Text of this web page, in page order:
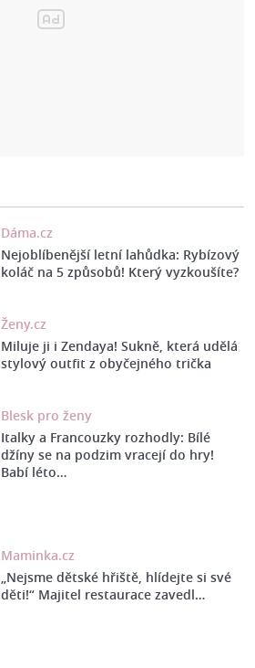
Dáma.cz
Nejoblíbenější letní lahůdka: Rybízový
koláč na 5 způsobů! Který vyzkoušíte?
Ženy.cz
Miluje ji i Zendaya! Sukně, která udělá
stylový outfit z obyčejného trička
Blesk pro ženy
Italky a Francouzky rozhodly: Bílé
džíny se na podzim vracejí do hry!
Babí léto…
Maminka.cz
„Nejsme dětské hřiště, hlídejte si své
děti!“ Majitel restaurace zavedl…